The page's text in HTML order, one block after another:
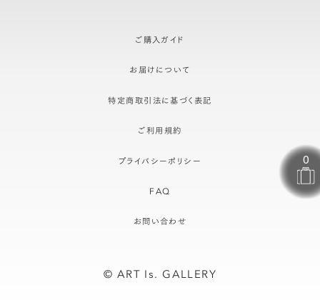
ご購入ガイド
お届けについて
特定商取引法に基づく表記
ご利用規約
プライバシーポリシー
FAQ
お問い合わせ
© ART Is. GALLERY